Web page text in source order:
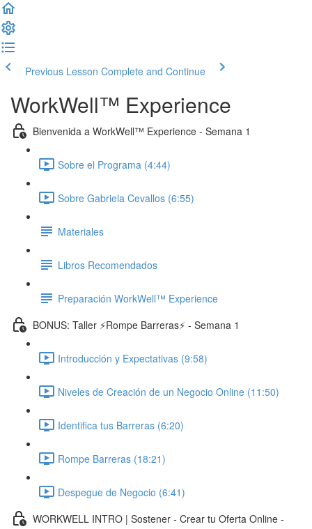
Previous Lesson Complete and Continue
WorkWell™ Experience
Bienvenida a WorkWell™ Experience - Semana 1
Sobre el Programa (4:44)
Sobre Gabriela Cevallos (6:55)
Materiales
Libros Recomendados
Preparación WorkWell™ Experience
BONUS: Taller ⚡️Rompe Barreras⚡️ - Semana 1
Introducción y Expectativas (9:58)
Niveles de Creación de un Negocio Online (11:50)
Identifica tus Barreras (6:20)
Rompe Barreras (18:21)
Despegue de Negocio (6:41)
WORKWELL INTRO | Sostener - Crear tu Oferta Online -